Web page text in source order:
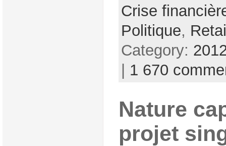
Crise
Politique,
Category:
1 670
Nature
projet